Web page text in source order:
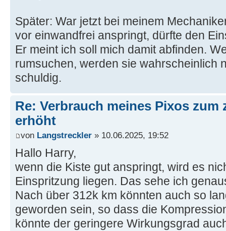
Später: War jetzt bei meinem
vor einwandfrei anspringt, dürfte den
Er meint ich soll mich damit abfinden.
rumsuchen, werden sie wahrscheinlich
schuldig.
Re: Verbrauch meines Pixos zum
erhöht
von Langstreckler » 10.06.2025, 19:52
Hallo Harry,
wenn die Kiste gut anspringt, wird es
Einspritzung liegen. Das sehe ich
Nach über 312k km könnten auch so
geworden sein, so dass die
könnte der geringere Wirkungsgrad